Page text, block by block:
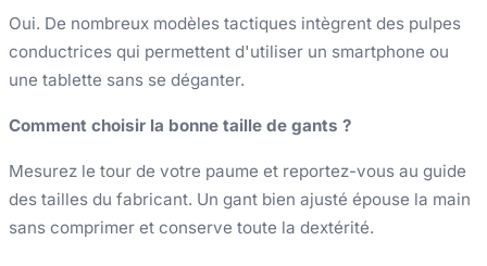
Oui. De nombreux modèles tactiques intègrent des pulpes
conductrices qui permettent d'utiliser un smartphone ou
une tablette sans se déganter.
Comment choisir la bonne taille de gants ?
Mesurez le tour de votre paume et reportez-vous au guide
des tailles du fabricant. Un gant bien ajusté épouse la main
sans comprimer et conserve toute la dextérité.